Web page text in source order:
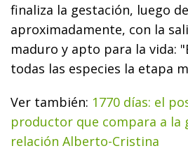
finaliza la gestación, luego
aproximadamente, con la
maduro y apto para la vida:
todas las especies la etapa
Ver también: 1770 días: el
productor que compara a la
relación Alberto-Cristina